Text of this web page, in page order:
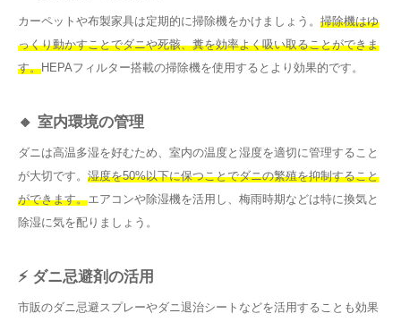
カーペットや布製家具は定期的に掃除機をかけましょう。 掃除機はゆ
っくり動かすことでダニや死骸、糞を効率よく吸い取ることができま
す。HEPAフィルター搭載の掃除機を使用するとより効果的です。
🔸 室内環境の管理
ダニは高温多湿を好むため、室内の温度と湿度を適切に管理すること
が大切です。 湿度を50%以下に保つことでダニの繁殖を抑制すること
ができます。エアコンや除湿機を活用し、梅雨時期などは特に換気と
除湿に気を配りましょう。
⚡ ダニ忌避剤の活用
市販のダニ忌避スプレーやダニ退治シートなどを活用することも効果